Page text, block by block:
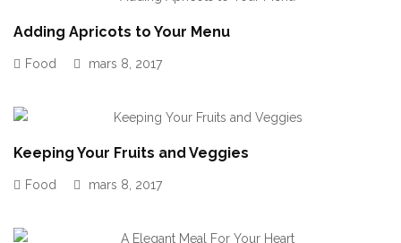
Adding Apricots to Your Menu
Food mars 8, 2017
Keeping Your Fruits and Veggies
Food mars 8, 2017